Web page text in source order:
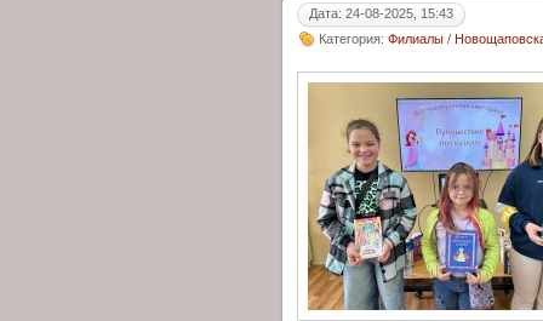
Дата: 24-08-2025, 15:43
Категория: Филиалы /